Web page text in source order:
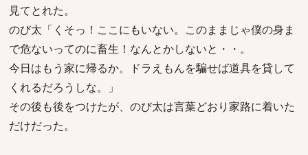
見てとれた。
のび太「くそっ！ここにもいない。このままじゃ僕の身ま
で危ないってのに畜生！なんとかしないと・・。
今日はもう家に帰るか。ドラえもんを騙せば道具を貸して
くれるだろうしな。」
その後も後をつけたが、のび太は言葉どおり家路に着いた
だけだった。